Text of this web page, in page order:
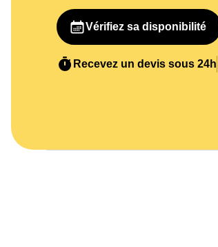
Vérifiez sa disponibilité
Recevez un devis sous 24h